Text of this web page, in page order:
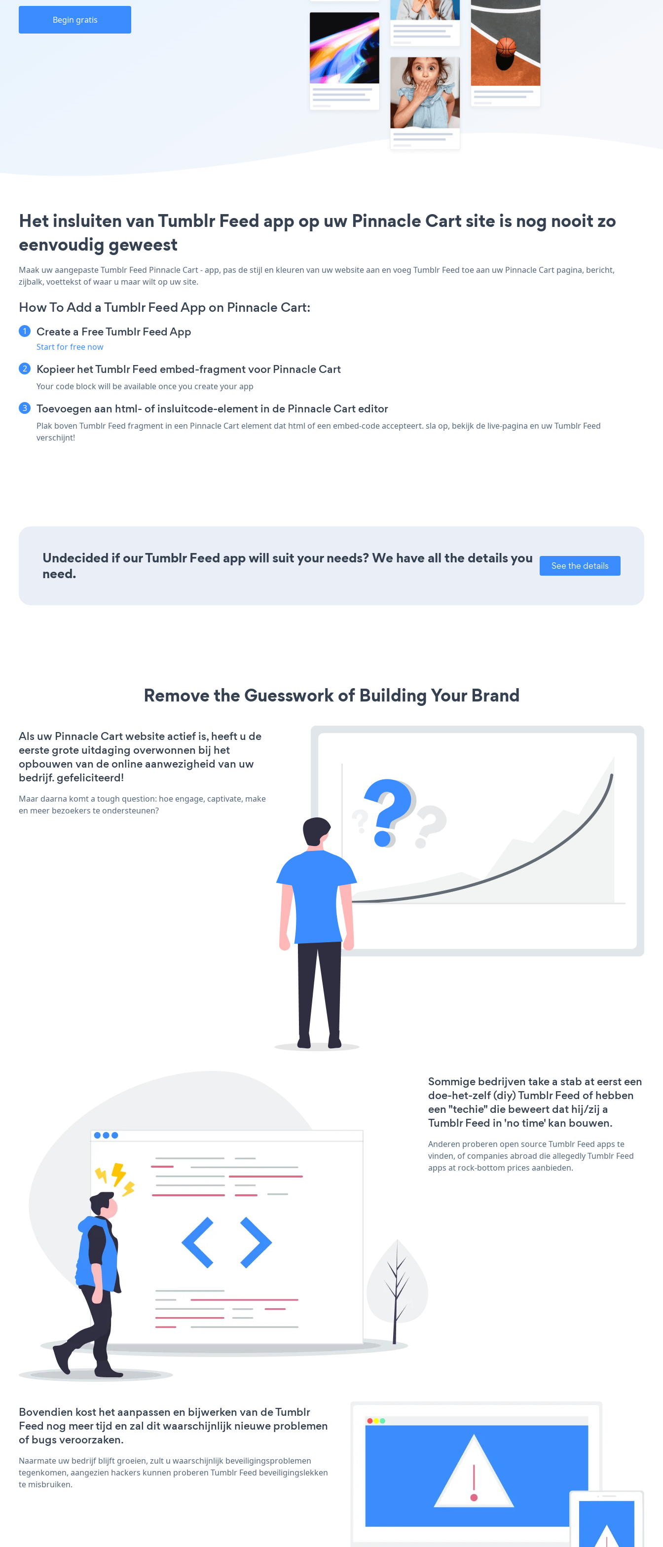
Begin gratis
Het insluiten van Tumblr Feed app op uw Pinnacle Cart site is nog nooit zo
eenvoudig geweest
Maak uw aangepaste Tumblr Feed Pinnacle Cart - app, pas de stijl en kleuren van uw website aan en voeg Tumblr Feed toe aan uw Pinnacle Cart pagina, bericht,
zijbalk, voettekst of waar u maar wilt op uw site.
How To Add a Tumblr Feed App on Pinnacle Cart:
Create a Free Tumblr Feed App
Start for free now
Kopieer het Tumblr Feed embed-fragment voor Pinnacle Cart
Your code block will be available once you create your app
Toevoegen aan html- of insluitcode-element in de Pinnacle Cart editor
Plak boven Tumblr Feed fragment in een Pinnacle Cart element dat html of een embed-code accepteert. sla op, bekijk de live-pagina en uw Tumblr Feed
verschijnt!
Undecided if our Tumblr Feed app will suit your needs? We have all the details you
need.
See the details
Remove the Guesswork of Building Your Brand
Als uw Pinnacle Cart website actief is, heeft u de
eerste grote uitdaging overwonnen bij het
opbouwen van de online aanwezigheid van uw
bedrijf. gefeliciteerd!
Maar daarna komt a tough question: hoe engage, captivate, make
en meer bezoekers te ondersteunen?
Sommige bedrijven take a stab at eerst een
doe-het-zelf (diy) Tumblr Feed of hebben
een "techie" die beweert dat hij/zij a
Tumblr Feed in 'no time' kan bouwen.
Anderen proberen open source Tumblr Feed apps te
vinden, of companies abroad die allegedly Tumblr Feed
apps at rock-bottom prices aanbieden.
Bovendien kost het aanpassen en bijwerken van de Tumblr
Feed nog meer tijd en zal dit waarschijnlijk nieuwe problemen
of bugs veroorzaken.
Naarmate uw bedrijf blijft groeien, zult u waarschijnlijk beveiligingsproblemen
tegenkomen, aangezien hackers kunnen proberen Tumblr Feed beveiligingslekken
te misbruiken.